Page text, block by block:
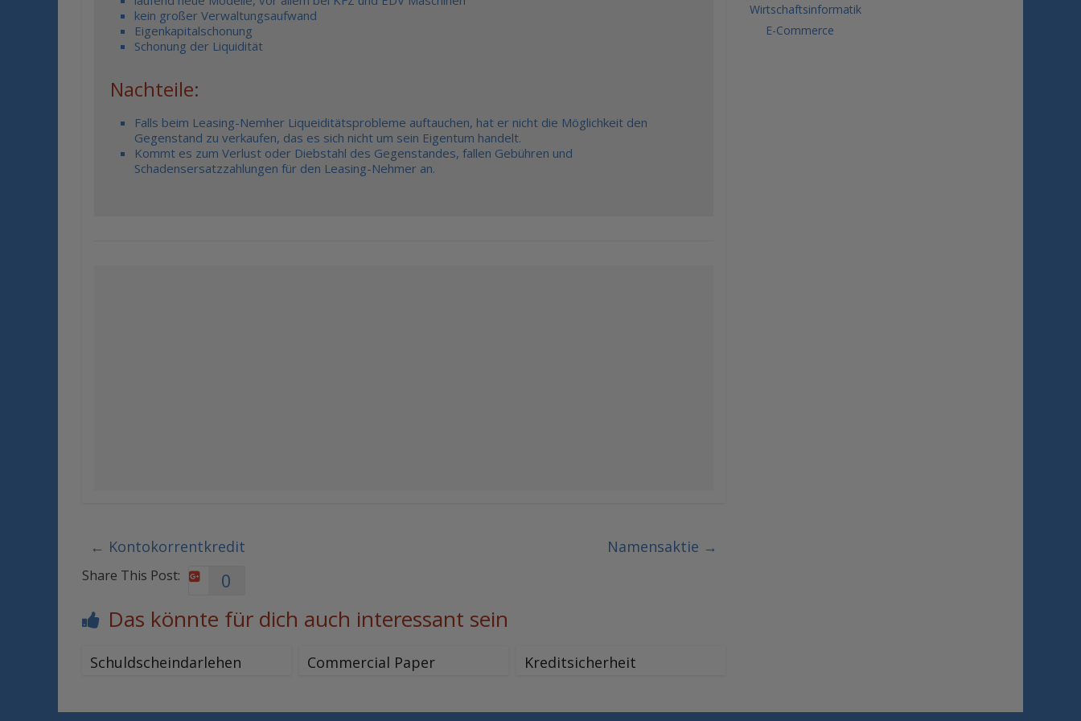
kein großer Verwaltungsaufwand
Eigenkapitalschonung
Schonung der Liquidität
Nachteile:
Falls beim Leasing-Nemher Liqueiditätsprobleme auftauchen, hat er nicht die Möglichkeit den
Gegenstand zu verkaufen, das es sich nicht um sein Eigentum handelt.
Kommt es zum Verlust oder Diebstahl des Gegenstandes, fallen Gebühren und
Schadensersatzzahlungen für den Leasing-Nehmer an.
← Kontokorrentkredit Namensaktie →
Share This Post: 0
Das könnte für dich auch interessant sein
Schuldscheindarlehen Commercial Paper Kreditsicherheit
Wirtschaftsinformatik
E-Commerce